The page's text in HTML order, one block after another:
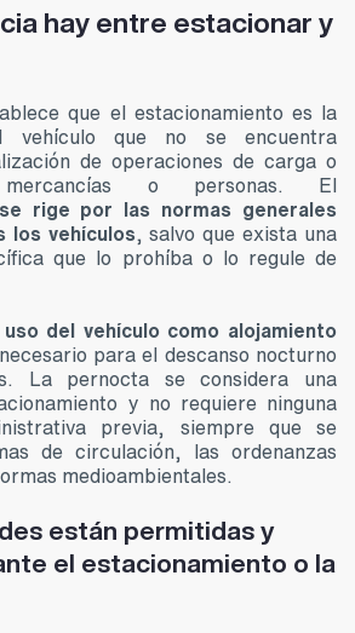
hay entre estacionar y
que el estacionamiento es la
vehículo que no se encuentra
de operaciones de carga o
o personas. El
rige por las normas generales
los vehículos, salvo que exista una
que lo prohíba o lo regule de
uso del vehículo como alojamiento
para el descanso nocturno
La pernocta se considera una
y no requiere ninguna
previa, siempre que se
de circulación, las ordenanzas
medioambientales.
están permitidas y
el estacionamiento o la